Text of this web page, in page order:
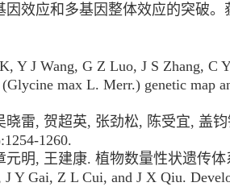
因效应和多基因整体效应的突破。
Y J Wang, G Z Luo, J S Zhang, C
(Glycine max L. Merr.) genetic map
晓雷, 贺超英, 张劲松, 陈受宜, 盖
1260.
元明, 王建康. 植物数量性状遗传
Y Gai, Z L Cui, and J X Qiu.